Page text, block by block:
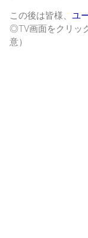
この後は皆様、 ユ
◎TV画面をクリッ
意）